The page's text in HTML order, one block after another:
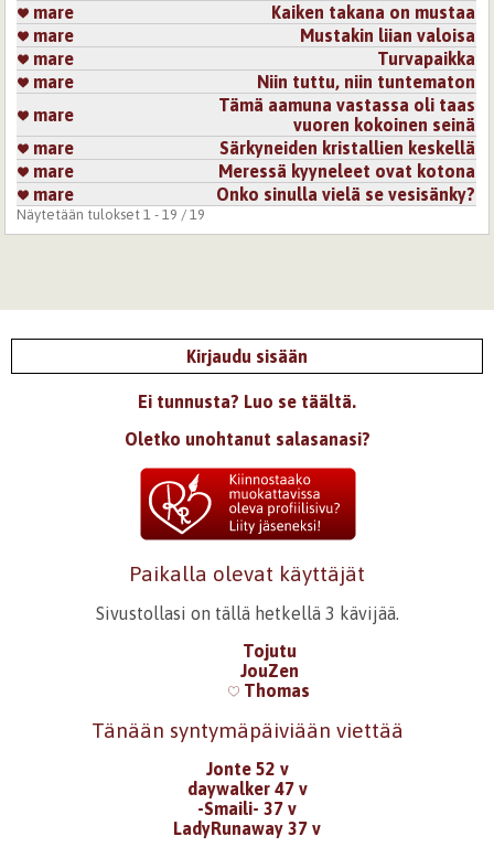
mare
Kaiken takana on mustaa
mare
Mustakin liian valoisa
mare
Turvapaikka
mare
Niin tuttu, niin tuntematon
mare
Tämä aamuna vastassa oli taas
vuoren kokoinen seinä
mare
Särkyneiden kristallien keskellä
mare
Meressä kyyneleet ovat kotona
mare
Onko sinulla vielä se vesisänky?
Näytetään tulokset 1 - 19 / 19
Kirjaudu sisään
Ei tunnusta? Luo se täältä.
Oletko unohtanut salasanasi?
Paikalla olevat käyttäjät
Sivustollasi on tällä hetkellä 3 kävijää.
Tojutu
JouZen
Thomas
Tänään syntymäpäiviään viettää
Jonte 52 v
daywalker 47 v
-Smaili- 37 v
LadyRunaway 37 v